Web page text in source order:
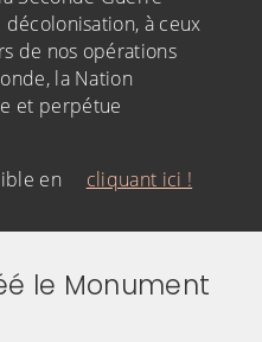
à ceux
de nos opérations
la Nation
et perpétue
en
cliquant ici !
le Monument